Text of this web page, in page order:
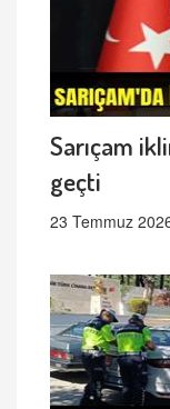
Sarıçam
geçti
23 Temmuz